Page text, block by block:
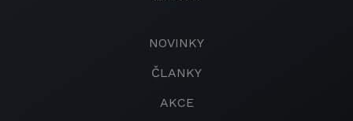
NOVINKY
ČLANKY
AKCE